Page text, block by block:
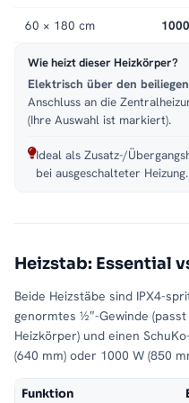
60 × 180 cm
Wie heizt dieser Heizkörper?
Elektrisch über den
Anschluss an die
(Ihre Auswahl ist markiert).
Ideal als Zusatz-/
bei ausgeschalteter
Heizstab: Essential
Beide Heizstäbe sind IPX4-
genormtes ½″-Gewinde
Heizkörper) und einen
(640 mm) oder 1000 W (850
Funktion